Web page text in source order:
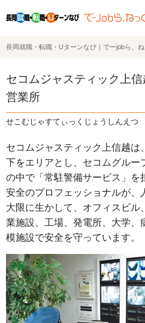
ホーム
イベント情報
企業・求人情報
サポートデスクの紹介
お問い合わせ
サイトポリシー
プライバシーポリシー
運営会社について
サイトマップ
長岡就職・転職・Uターンなび｜でーjobら、ね
セコムジャスティック上
営業所
せこむじゃすてぃっくじょうしんえつ
セコムジャスティック上信越は
下をエリアとし、セコムグルー
の中で「常駐警備サービス」を
安全のプロフェッショナルが、
大限に生かして、オフィスビル
業施設、工場、発電所、大学、
模施設で安全を守っています。